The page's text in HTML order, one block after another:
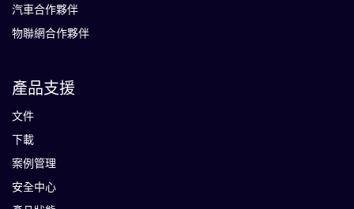
汽車合作夥伴
物聯網合作夥伴
產品支援
文件
下載
案例管理
安全中心